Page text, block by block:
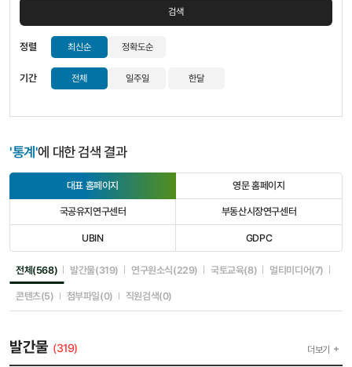
검색
정렬 최신순 정확도순
기간 전체 일주일 한달
'통계'에 대한 검색 결과
대표 홈페이지
선
택
됨
영문 홈페이지
선
택
안
됨
국공유지연구센터
선
택
안
됨
부동산시장연구센터
선
택
안
됨
UBIN
선
택
안
됨
GDPC
선
택
안
전체(568)선택됨발간물(319) 선택안됨
연구원소식(229) 선택안됨
국토교육(8)선택안됨
멀티미디어(7) 선택안
콘텐츠(5)선택안됨
첨부파일(0)선택안됨
직원검색(0)
발간물 (319) 더보기